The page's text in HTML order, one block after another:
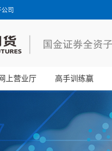
司
上营业厅 高手训练赢